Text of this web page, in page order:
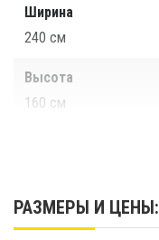
Ширина
240 см
Высота
160 см
Цвет
РАЗМЕРЫ И ЦЕНЫ: